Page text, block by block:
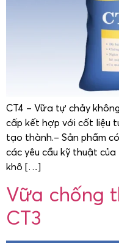
CT4 – Vữa tự chảy
cấp kết hợp với cốt liệu
tạo thành.– Sản phẩm
các yêu cầu kỹ thuật của
khô […]
Vữa chống
CT3